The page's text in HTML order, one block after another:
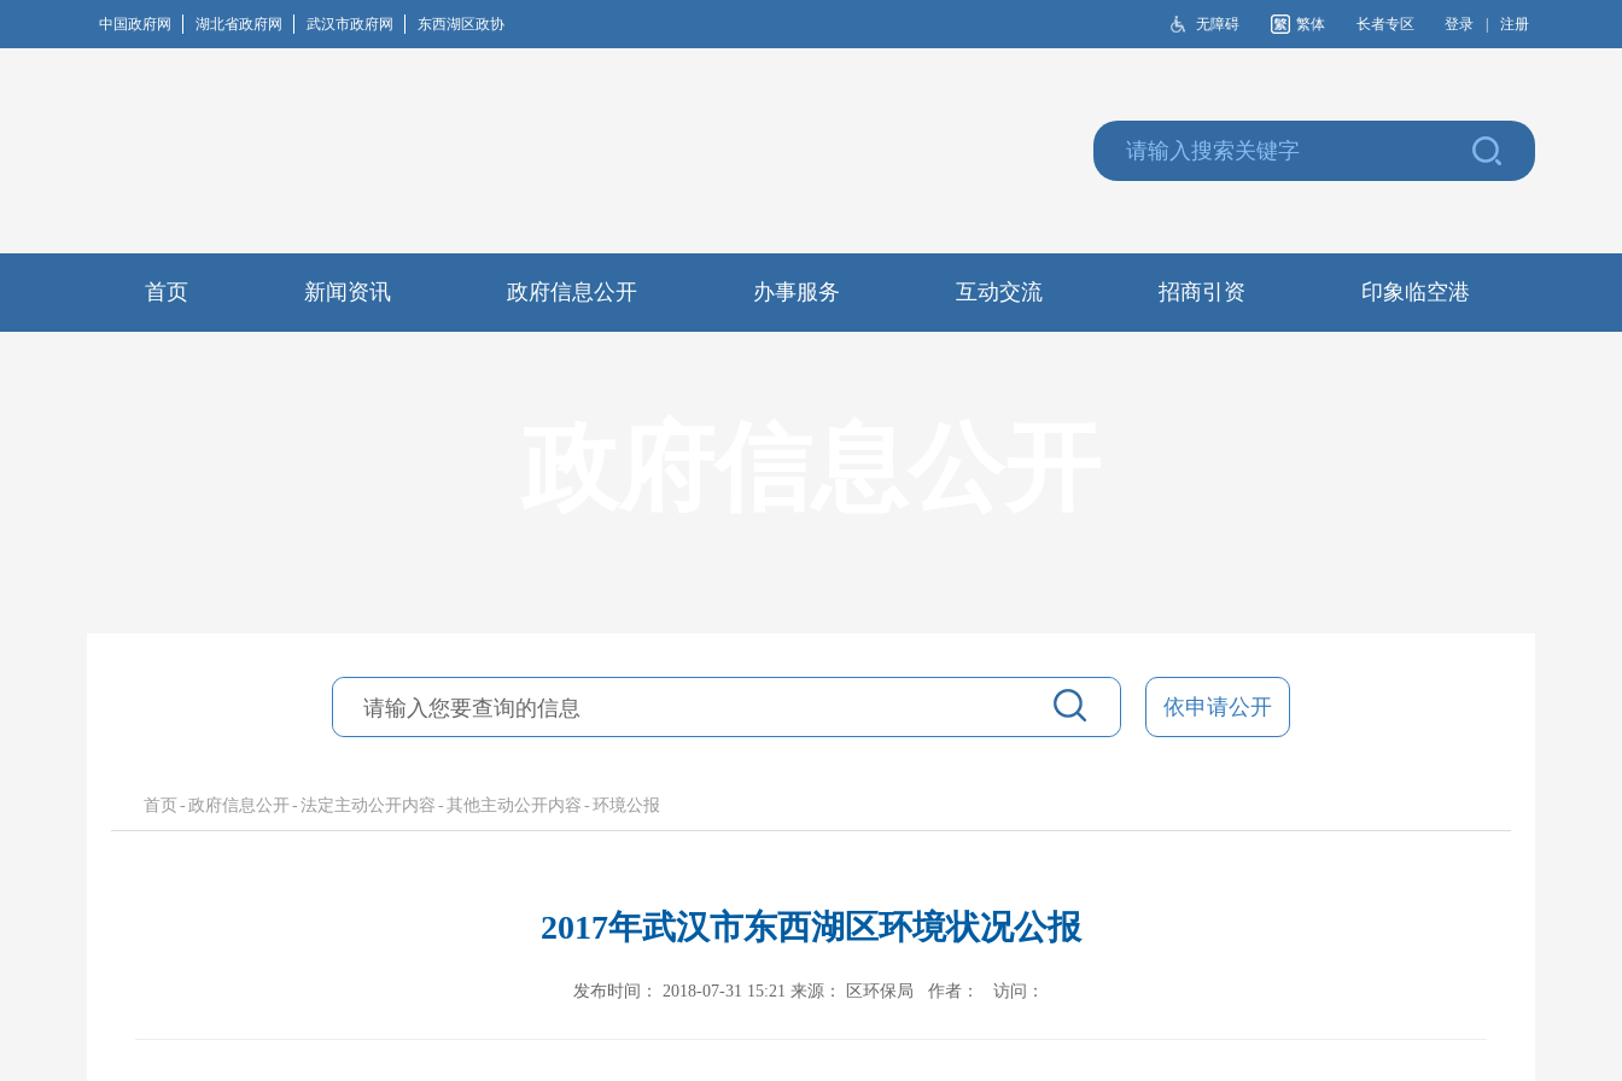
中国政府网 湖北省政府网 武汉市政府网 东西湖区政协 无障碍 繁体 长者专区 登录 注册
首页 新闻资讯 政府信息公开 办事服务 互动交流 招商引资 印象临空港
依申请公开
首页 - 政府信息公开- 法定主动公开内容 - 其他主动公开内容 - 环境公报
2017年武汉市东西湖区环境状况公报
发布时间： 2018-07-31 15:21 来源： 区环保局 作者： 访问：